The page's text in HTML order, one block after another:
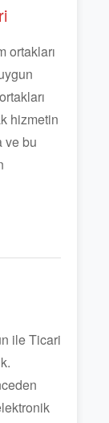
ortakları
hizmetin
ve bu
ile Ticari